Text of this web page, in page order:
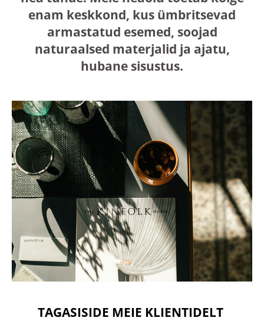
enam keskkond, kus ümbritsevad
armastatud esemed, soojad
naturaalsed materjalid ja ajatu,
hubane sisustus.
TAGASISIDE MEIE KLIENTIDELT